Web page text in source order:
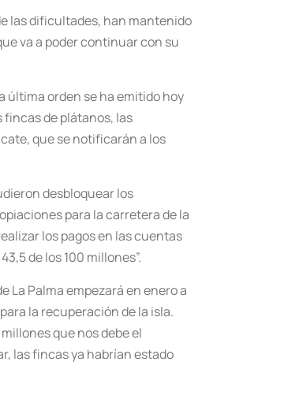
las dificultades, han mantenido
va a poder continuar con su
última orden se ha emitido hoy
fincas de plátanos, las
que se notificarán a los
desbloquear los
para la carretera de la
los pagos en las cuentas
de los 100 millones”.
La Palma empezará en enero a
la recuperación de la isla.
que nos debe el
las fincas ya habrían estado